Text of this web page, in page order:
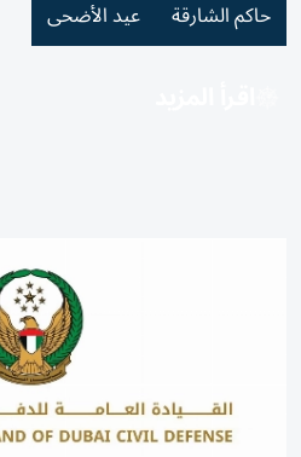
حاكم الشارقة عيد الأضحى